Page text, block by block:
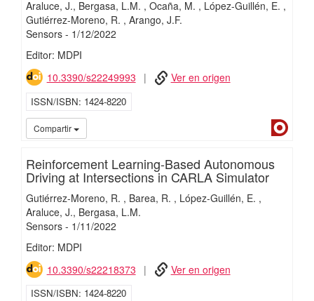
Araluce, J. Bergasa, L.M. Ocaña, M.
López-Guillén, E.
Gutiérrez-Moreno, R.
Arango, J.F.
Sensors- 1/12/2022
Editor: MDPI
10.3390/s22249993
Ver en origen
ISSN/ISBN 1424-8220
Compartir
Reinforcement Learning-Based Autonomous
Driving at Intersections in CARLA Simulator
Gutiérrez-Moreno, R. Barea, R.
López-Guillén, E.
Araluce, J. Bergasa, L.M.
Sensors- 1/11/2022
Editor: MDPI
10.3390/s22218373
Ver en origen
ISSN/ISBN 1424-8220